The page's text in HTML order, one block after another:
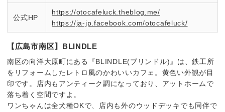
公式HP
https://otocafeluck.theblog.me/
https://ja-jp.facebook.com/otocafeluck/
【広島市南区】BLINDLE
南区の向洋大原町にある『BLINDLE(ブリンドル)』は、鉄工所
をリフォームしたレトロ風のかわいいカフェ。黄色い外観が目
印です。店内もアンティーク調になっており、アットホームで
落ち着く空間ですよ。
ワンちゃんは全犬種OKで、店内も外のウッドデッキでも同伴で